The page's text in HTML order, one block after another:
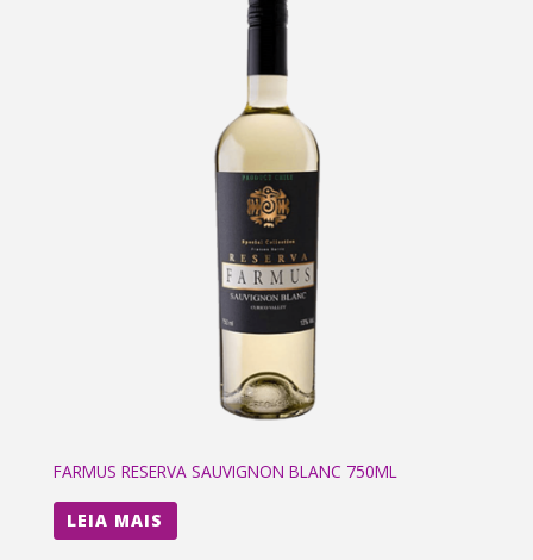
FARMUS RESERVA SAUVIGNON BLANC 750ML
LEIA MAIS